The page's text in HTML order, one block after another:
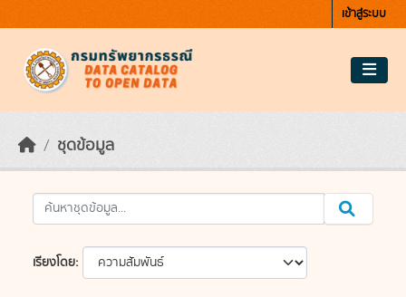
เข้าสู่ระบบ
ชุดข้อมูล
เรียงโดย